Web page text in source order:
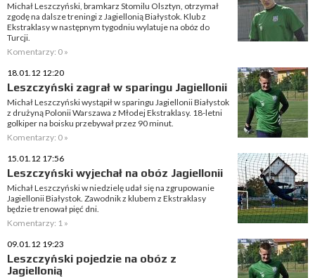
Michał Leszczyński, bramkarz Stomilu Olsztyn, otrzymał
zgodę na dalsze treningi z Jagiellonią Białystok. Klub z
Ekstraklasy w następnym tygodniu wylatuje na obóz do
Turcji.
Komentarzy: 0 »
18.01.12 12:20
Leszczyński zagrał w sparingu Jagiellonii
Michał Leszczyński wystąpił w sparingu Jagiellonii Białystok
z drużyną Polonii Warszawa z Młodej Ekstraklasy. 18-letni
golkiper na boisku przebywał przez 90 minut.
Komentarzy: 0 »
15.01.12 17:56
Leszczyński wyjechał na obóz Jagiellonii
Michał Leszczyński w niedzielę udał się na zgrupowanie
Jagiellonii Białystok. Zawodnik z klubem z Ekstraklasy
będzie trenował pięć dni.
Komentarzy: 1 »
09.01.12 19:23
Leszczyński pojedzie na obóz z
Jagiellonią